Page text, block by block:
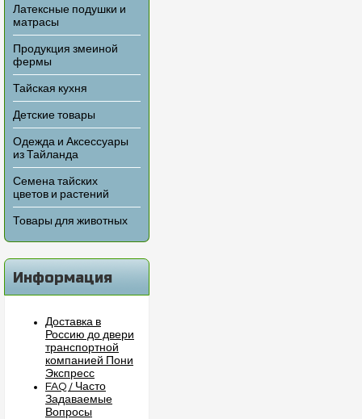
Латексные подушки и
матрасы
Продукция змеиной
фермы
Тайская кухня
Детские товары
Одежда и Аксессуары
из Тайланда
Семена тайских
цветов и растений
Товары для животных
Информация
Доставка в
Россию до двери
транспортной
компанией Пони
Экспресс
FAQ / Часто
Задаваемые
Вопросы